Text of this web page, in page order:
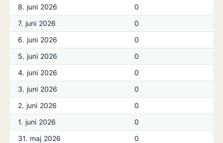
8. juni 2026
0
7. juni 2026
0
6. juni 2026
0
5. juni 2026
0
4. juni 2026
0
3. juni 2026
0
2. juni 2026
0
1. juni 2026
0
31. maj 2026
0